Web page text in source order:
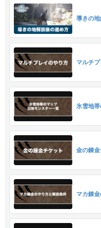
導きの
マルチ
氷雪地
金の錬
マカ錬